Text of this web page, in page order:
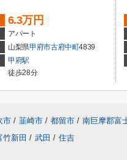
6.3万円
アパート
山梨県甲府市古府中町4839
甲府駅
徒歩28分
市 / 韮崎市 / 都留市 / 南巨摩郡富
竹新田 / 武田 / 住吉